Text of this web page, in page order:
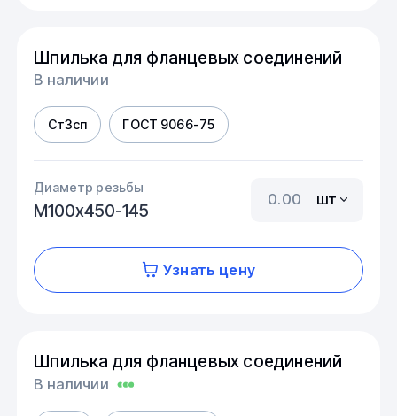
Шпилька для фланцевых соединений
В наличии
Ст3сп ГОСТ 9066-75
Диаметр резьбы
М100х450-145
шт
Узнать цену
Шпилька для фланцевых соединений
В наличии